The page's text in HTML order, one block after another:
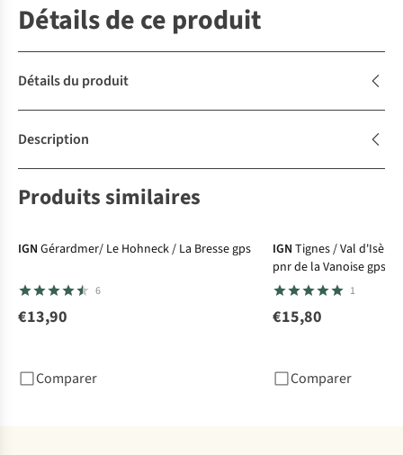
Détails de ce produit
Détails du produit
Description
Produits similaires
IGN Gérardmer/ Le Hohneck / La Bresse gps
6
€13,90
Comparer
IGN Tignes / Val d'Isère
pnr de la Vanoise gps
1
€15,80
Comparer